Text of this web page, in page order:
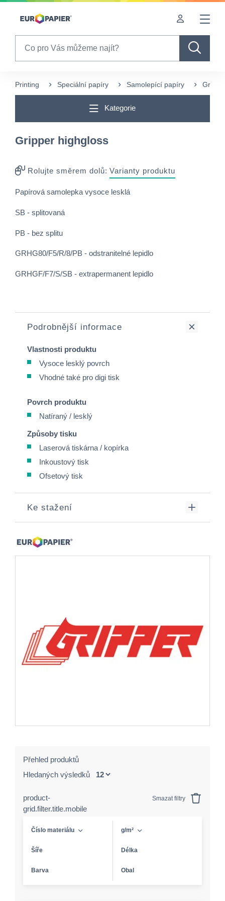
Table Of Content
Printing Speciální papíry Samolepící papíry
Kategorie
Gripper highgloss
Rolujte směrem dolů: Varianty produktu
Papírová samolepka vysoce lesklá
SB - splitovaná
PB - bez splitu
GRHG80/F5/R/8/PB - odstranitelné lepidlo
GRHGF/F7/S/SB - extrapermanent lepidlo
Podrobnější informace
Vlastnosti produktu
Vysoce lesklý povrch
Vhodné také pro digi tisk
Povrch produktu
Natíraný / lesklý
Způsoby tisku
Laserová tiskárna / kopírka
Inkoustový tisk
Ofsetový tisk
Ke stažení
Přehled produktů
Hledaných výsledků
product-
grid.filter.title.mobile
Smazat filtry
Číslo materiálu g/m²
Šíře Délka
Barva Obal